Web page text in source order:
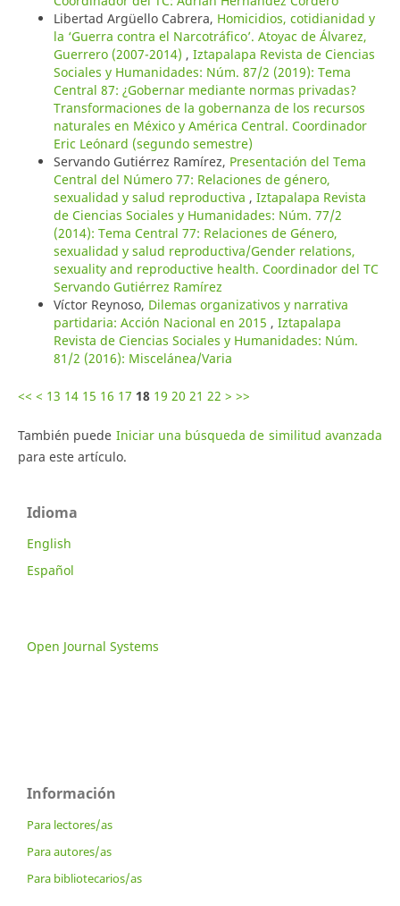
Libertad Argüello Cabrera, Homicidios, cotidianidad y
la ‘Guerra contra el Narcotráfico’. Atoyac de Álvarez,
Guerrero (2007-2014) , Iztapalapa Revista de Ciencias
Sociales y Humanidades: Núm. 87/2 (2019): Tema
Central 87: ¿Gobernar mediante normas privadas?
Transformaciones de la gobernanza de los recursos
naturales en México y América Central. Coordinador
Eric Leónard (segundo semestre)
Servando Gutiérrez Ramírez, Presentación del Tema
Central del Número 77: Relaciones de género,
sexualidad y salud reproductiva , Iztapalapa Revista
de Ciencias Sociales y Humanidades: Núm. 77/2
(2014): Tema Central 77: Relaciones de Género,
sexualidad y salud reproductiva/Gender relations,
sexuality and reproductive health. Coordinador del TC
Servando Gutiérrez Ramírez
Víctor Reynoso, Dilemas organizativos y narrativa
partidaria: Acción Nacional en 2015 , Iztapalapa
Revista de Ciencias Sociales y Humanidades: Núm.
81/2 (2016): Miscelánea/Varia
<< < 13 14 15 16 17 18 19 20 21 22 > >>
También puede Iniciar una búsqueda de similitud avanzada
para este artículo.
Idioma
English
Español
Open Journal Systems
Información
Para lectores/as
Para autores/as
Para bibliotecarios/as